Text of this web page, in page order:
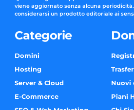
viene aggiornato senza alcuna
considerarsi un prodotto editoriale ai
Categorie
Domini
Hosting
Server & Cloud
E-Commerce
Nuovi
Piani